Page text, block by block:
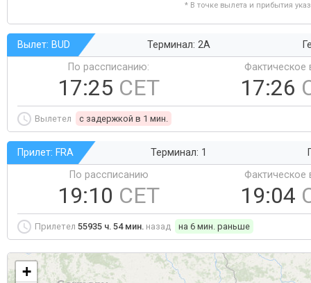
* В точке вылета и прибытия
Вылет: BUD Терминал: 2A
По рассписанию:
17:25 CET
Фактическое
17:26
Вылетел c задержкой в 1 мин.
Прилет: FRA Терминал: 1
По рассписанию
19:10 CET
Фактическое
19:04
Прилетел 55935 ч. 54 мин. назад на 6 мин. раньше
+